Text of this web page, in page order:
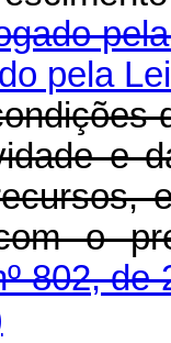
pela
e
o
802, de